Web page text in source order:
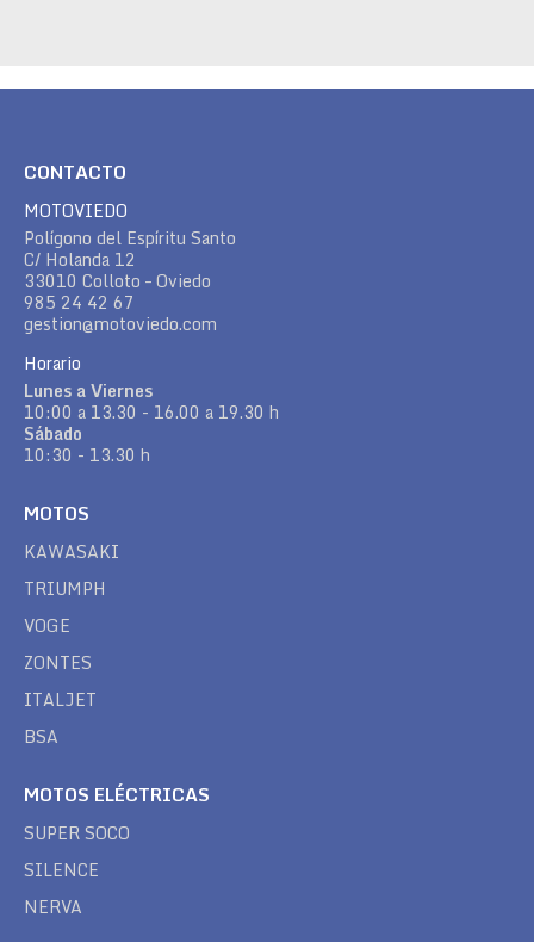
CONTACTO
MOTOVIEDO
Polígono del Espíritu Santo
C/ Holanda 12
33010 Colloto – Oviedo
985 24 42 67
gestion@motoviedo.com
Horario
Lunes a Viernes
10:00 a 13.30 - 16.00 a 19.30 h
Sábado
10:30 - 13.30 h
MOTOS
KAWASAKI
TRIUMPH
VOGE
ZONTES
ITALJET
BSA
MOTOS ELÉCTRICAS
SUPER SOCO
SILENCE
NERVA